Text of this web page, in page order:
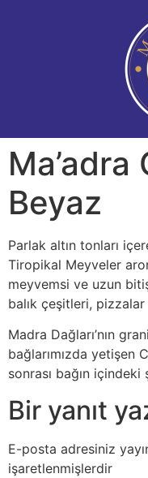
Beyaz
Parlak altın tonları
Tiropikal Meyveler
meyvemsi ve uzun
balık çeşitleri,
Madra Dağları’nın
bağlarımızda yetişen
sonrası bağın
Bir yanıt
E-posta adresiniz
işaretlenmişlerdir